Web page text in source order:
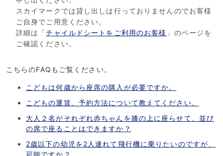
スカイマークでは貸し出しは行っておりませんのでお客様
ご自身でご用意ください。
詳細は「チャイルドシートをご利用のお客様 」のページを
ご確認ください。
こちらのFAQもご覧ください。
こどもは何歳から座席の購入が必要ですか。
こどもの運賃、予約方法について教えてください。
大人２名がそれぞれ赤ちゃんを膝の上に座らせて、並び
の席で座ることはできますか？
2歳以下の幼児を2人連れて飛行機に乗りたいのですが、
可能ですか？